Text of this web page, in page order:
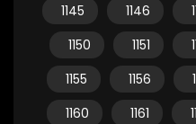
1145
1146
1150
1151
1155
1156
1160
1161